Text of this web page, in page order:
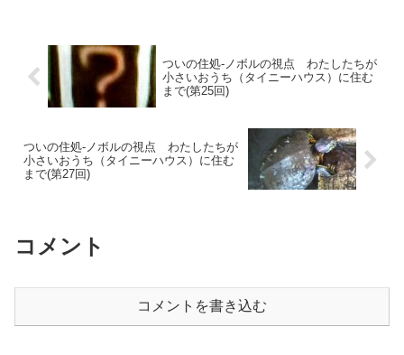
ついの住処-ノボルの視点 わたしたちが
小さいおうち（タイニーハウス）に住む
まで(第25回)
ついの住処-ノボルの視点 わたしたちが
小さいおうち（タイニーハウス）に住む
まで(第27回)
コメント
コメントを書き込む